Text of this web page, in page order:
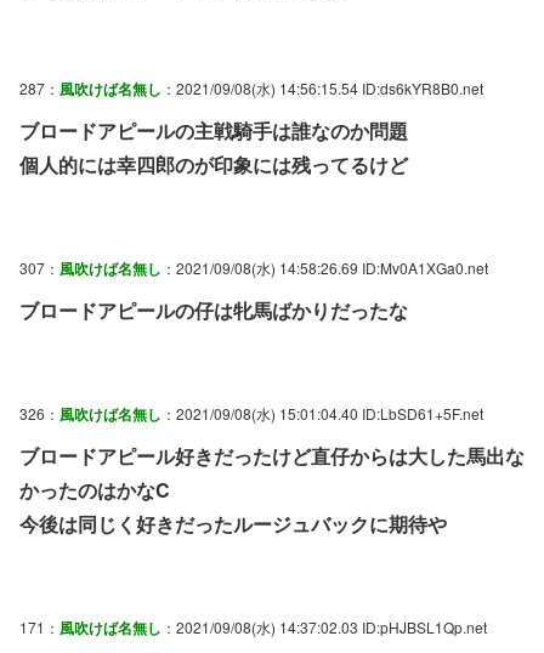
287： 風吹けば名無し ：2021/09/08(水) 14:56:15.54 ID:ds6kYR8B0.net
ブロードアピールの主戦騎手は誰なのか問題
個人的には幸四郎のが印象には残ってるけど
307： 風吹けば名無し ：2021/09/08(水) 14:58:26.69 ID:Mv0A1XGa0.net
ブロードアピールの仔は牝馬ばかりだったな
326： 風吹けば名無し ：2021/09/08(水) 15:01:04.40 ID:LbSD61+5F.net
ブロードアピール好きだったけど直仔からは大した馬出な
かったのはかなC
今後は同じく好きだったルージュバックに期待や
171： 風吹けば名無し ：2021/09/08(水) 14:37:02.03 ID:pHJBSL1Qp.net